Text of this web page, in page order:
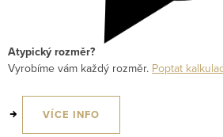
Atypický rozměr?
Vyrobíme vám každý rozměr. Poptat
VÍCE INFO